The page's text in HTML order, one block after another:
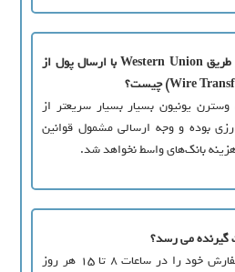
تفاوت ارسال پول از طریق Western Union با ارسال پول از
یونیون بسیار بسیار سریعتر از
بوده و وجه ارسالی مشمول قوانین
بانک‌های واسط نخواهد شد.
گيرنده مي رسد؟
در صورتيکه ثبت سفارش خود را در ساعات 8 تا 15 هر روز